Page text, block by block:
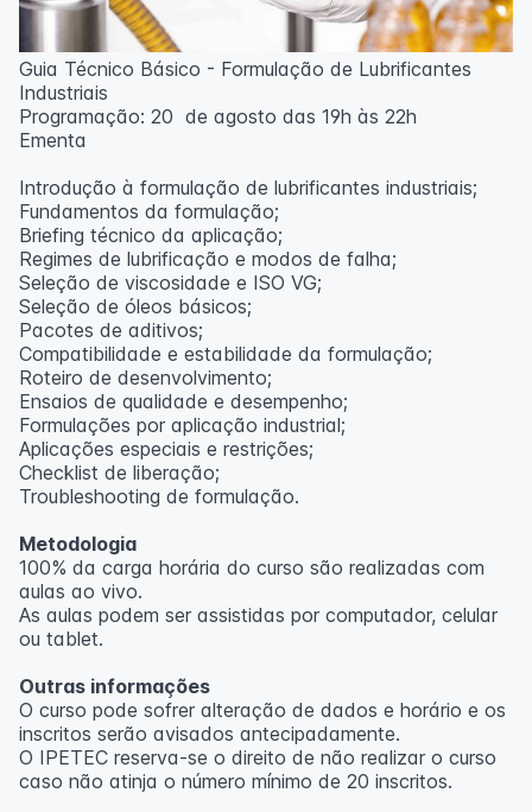
Guia Técnico Básico - Formulação de Lubrificantes
Industriais
Programação: 20 de agosto das 19h às 22h
Ementa
Introdução à formulação de lubrificantes industriais;
Fundamentos da formulação;
Briefing técnico da aplicação;
Regimes de lubrificação e modos de falha;
Seleção de viscosidade e ISO VG;
Seleção de óleos básicos;
Pacotes de aditivos;
Compatibilidade e estabilidade da formulação;
Roteiro de desenvolvimento;
Ensaios de qualidade e desempenho;
Formulações por aplicação industrial;
Aplicações especiais e restrições;
Checklist de liberação;
Troubleshooting de formulação.
Metodologia
100% da carga horária do curso são realizadas com
aulas ao vivo.
As aulas podem ser assistidas por computador, celular
ou tablet.
Outras informações
O curso pode sofrer alteração de dados e horário e os
inscritos serão avisados ​​antecipadamente.
O IPETEC reserva-se o direito de não realizar o curso
caso não atinja o número mínimo de 20 inscritos.